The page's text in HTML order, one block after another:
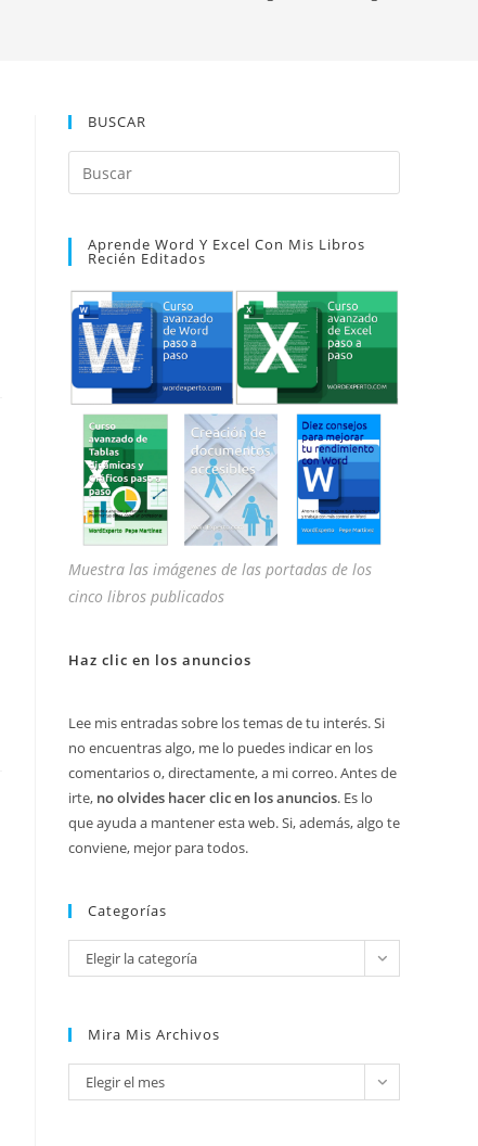
BUSCAR
Escape
Aprende Word Y Excel Con Mis Libros
Recién Editados
Muestra las imágenes de las portadas de los
cinco libros publicados
Haz clic en los anuncios
Lee mis entradas sobre los temas de tu interés. Si
no encuentras algo, me lo puedes indicar en los
comentarios o, directamente, a mi correo. Antes de
irte, no olvides hacer clic en los anuncios. Es lo
que ayuda a mantener esta web. Si, además, algo te
conviene, mejor para todos.
Categorías
Categorías
Elegir la categoría
Mira Mis Archivos
Mira
mis
Elegir el mes